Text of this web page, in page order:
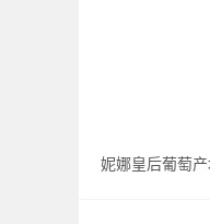
妮娜皇后葡萄